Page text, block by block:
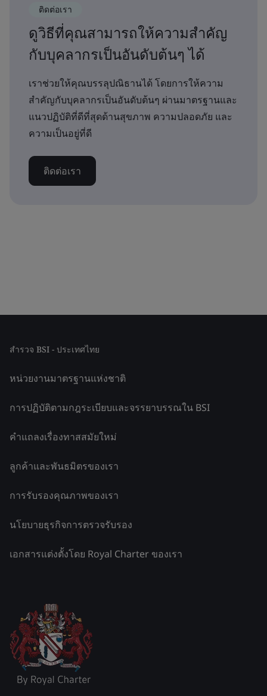
ติดต่อเรา
ดูวิธีที่คุณสามารถให้ความสำคัญ
กับบุคลากรเป็นอันดับต้นๆ ได้
เราช่วยให้คุณบรรลุปณิธานได้ โดยการให้ความ
สำคัญกับบุคลากรเป็นอันดับต้นๆ ผ่านมาตรฐานและ
แนวปฏิบัติที่ดีที่สุดด้านสุขภาพ ความปลอดภัย และ
ความเป็นอยู่ที่ดี
ติดต่อเรา
สำรวจ BSI - ประเทศไทย
หน่วยงานมาตรฐานแห่งชาติ
การปฏิบัติตามกฎระเบียบและจรรยาบรรณใน BSI
คำแถลงเรื่องทาสสมัยใหม่
ลูกค้าและพันธมิตรของเรา
การรับรองคุณภาพของเรา
นโยบายธุรกิจการตรวจรับรอง
เอกสารแต่งตั้งโดย Royal Charter ของเรา